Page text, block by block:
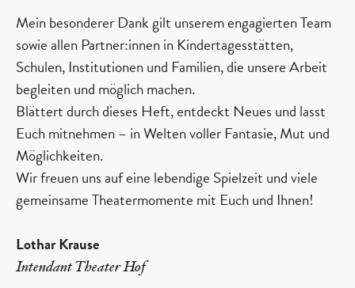
Mein besonderer Dank gilt unserem engagierten Team
sowie allen Partner:innen in Kindertagesstätten,
Schulen, Institutionen und Familien, die unsere Arbeit
begleiten und möglich machen.
Blättert durch dieses Heft, entdeckt Neues und lasst
Euch mitnehmen – in Welten voller Fantasie, Mut und
Möglichkeiten.
Wir freuen uns auf eine lebendige Spielzeit und viele
gemeinsame Theatermomente mit Euch und Ihnen!
Lothar Krause
Intendant Theater Hof